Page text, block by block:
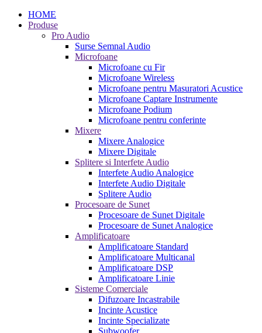
HOME
Produse
Pro Audio
Surse Semnal Audio
Microfoane
Microfoane cu Fir
Microfoane Wireless
Microfoane pentru Masuratori Acustice
Microfoane Captare Instrumente
Microfoane Podium
Microfoane pentru conferinte
Mixere
Mixere Analogice
Mixere Digitale
Splitere si Interfete Audio
Interfete Audio Analogice
Interfete Audio Digitale
Splitere Audio
Procesoare de Sunet
Procesoare de Sunet Digitale
Procesoare de Sunet Analogice
Amplificatoare
Amplificatoare Standard
Amplificatoare Multicanal
Amplificatoare DSP
Amplificatoare Linie
Sisteme Comerciale
Difuzoare Incastrabile
Incinte Acustice
Incinte Specializate
Subwoofer